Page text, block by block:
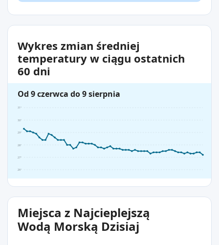
Wykres zmian średniej
temperatury w ciągu ostatnich
60 dni
Od 9 czerwca do 9 sierpnia
26°
27°
28°
29°
30°
31°
Miejsca z Najcieplejszą
Wodą Morską Dzisiaj